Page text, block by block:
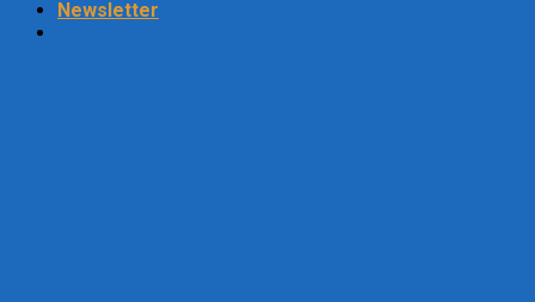
Newsletter